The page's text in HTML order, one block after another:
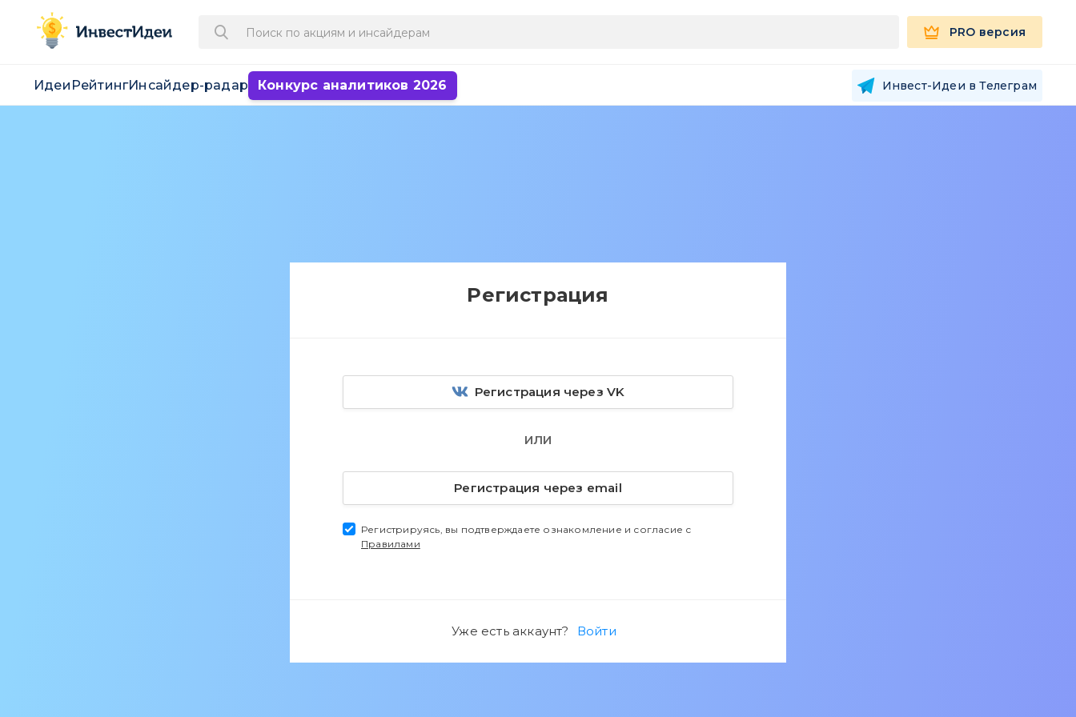
PRO версия
Идеи РейтингИнсайдер-радар Конкурс аналитиков 2026 Инвест-Идеи в Телеграм
Регистрация
Регистрация через VK
ИЛИ
Регистрация через email
Регистрируясь, вы подтверждаете ознакомление и согласие с
Правилами
Уже есть аккаунт? Войти